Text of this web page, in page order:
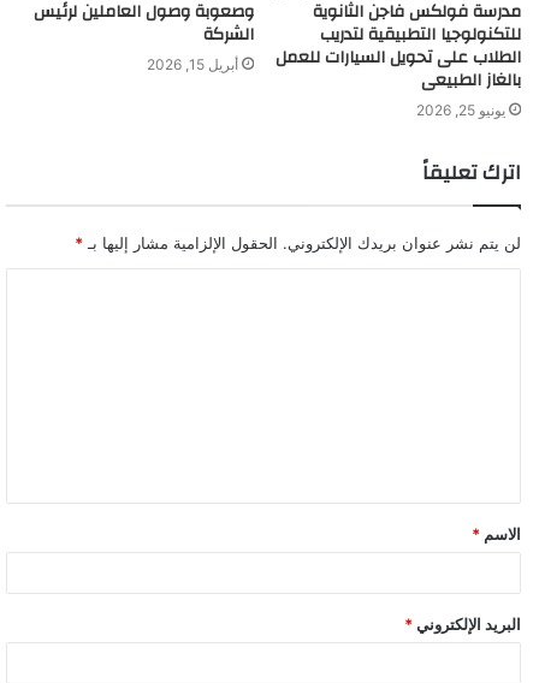
مدرسة فولكس فاجن الثانوية
للتكنولوجيا التطبيقية لتدريب
الطلاب على تحويل السيارات للعمل
بالغاز الطبيعى
يونيو 25, 2026
وصعوبة وصول العاملين لرئيس
الشركة
أبريل 15, 2026
اترك تعليقاً
لن يتم نشر عنوان بريدك الإلكتروني. الحقول الإلزامية مشار إليها بـ *
ق
*
الاسم *
البريد الإلكتروني *